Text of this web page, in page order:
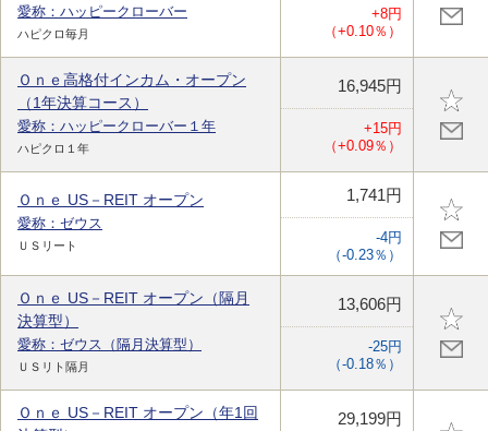
愛称：ハッピークローバー
ハピクロ毎月
+8円
（+0.10％）
Ｏｎｅ高格付インカム・オープン
（1年決算コース）
愛称：ハッピークローバー１年
ハピクロ１年
16,945円
+15円
（+0.09％）
Ｏｎｅ US－REIT オープン
愛称：ゼウス
ＵＳリート
1,741円
-4円
（-0.23％）
Ｏｎｅ US－REIT オープン（隔月
決算型）
愛称：ゼウス（隔月決算型）
ＵＳリト隔月
13,606円
-25円
（-0.18％）
Ｏｎｅ US－REIT オープン（年1回
29,199円